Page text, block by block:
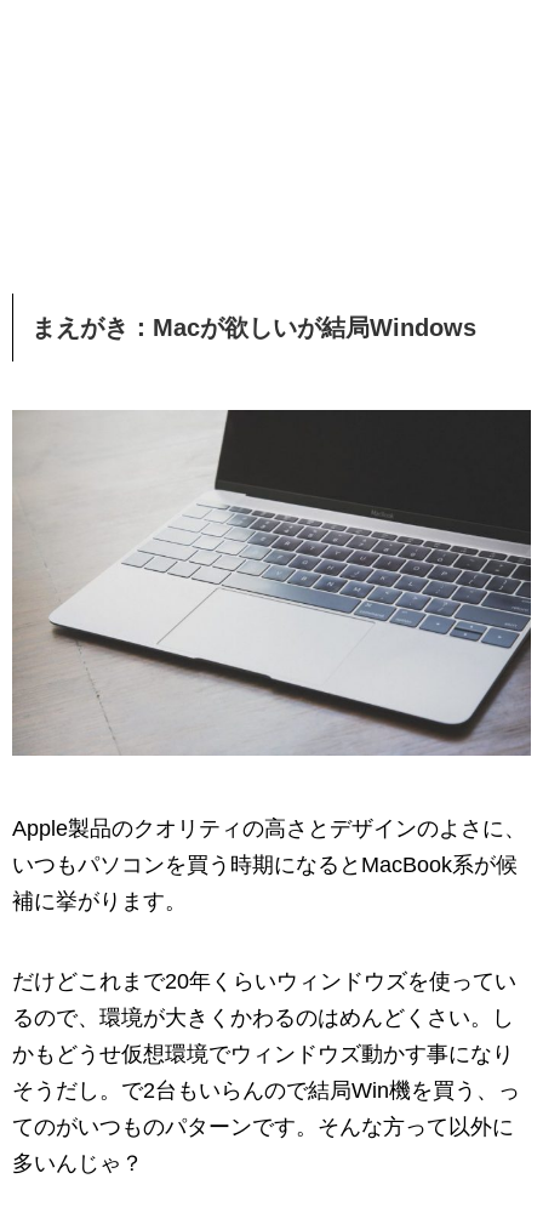
まえがき：Macが欲しいが結局Windows
Apple製品のクオリティの高さとデザインのよさに、
いつもパソコンを買う時期になるとMacBook系が候
補に挙がります。
だけどこれまで20年くらいウィンドウズを使ってい
るので、環境が大きくかわるのはめんどくさい。し
かもどうせ仮想環境でウィンドウズ動かす事になり
そうだし。で2台もいらんので結局Win機を買う、っ
てのがいつものパターンです。そんな方って以外に
多いんじゃ？